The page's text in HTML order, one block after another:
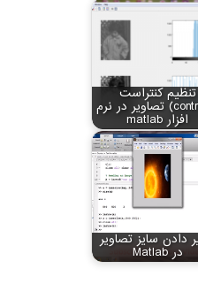
تنظیم کنتراست
(contrast) تصاویر در نرم
افزار matlab
دادن سایز تصاویر
در Matlab